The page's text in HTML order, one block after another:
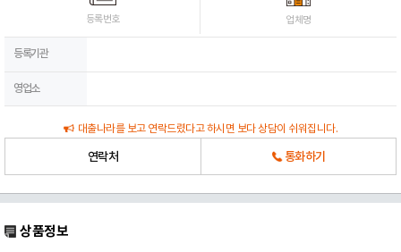
등록번호 업체명
등록기관
영업소
대출나라를 보고 연락드렸다고 하시면 보다 상담이 쉬워집니다.
연락처 통화하기
상품정보